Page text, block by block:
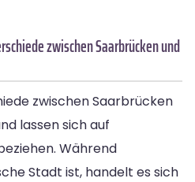
zwischen Saarbrücken und
zwischen Saarbrücken
lassen sich auf
Während
Stadt ist, handelt es sich